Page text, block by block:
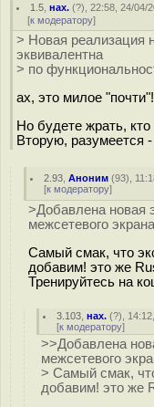
1.5 ,нах. (?), 22:58, 24/04/
[к модератору]
> Новая реализация
эквивалентна
> по
ах, это милое "почти"!
Но будете жрать,
Вторую, разумеется -
2.93 ,Аноним (93),
[к модератору]
>Добавлена новая
межсетевого экрана
Самый смак, что
добавим! это же
Тренируйтесь на
3.103 ,нах. (?),
[к модератору]
>>Добавлена
межсетевого
> Самый смак,
добавим! это же